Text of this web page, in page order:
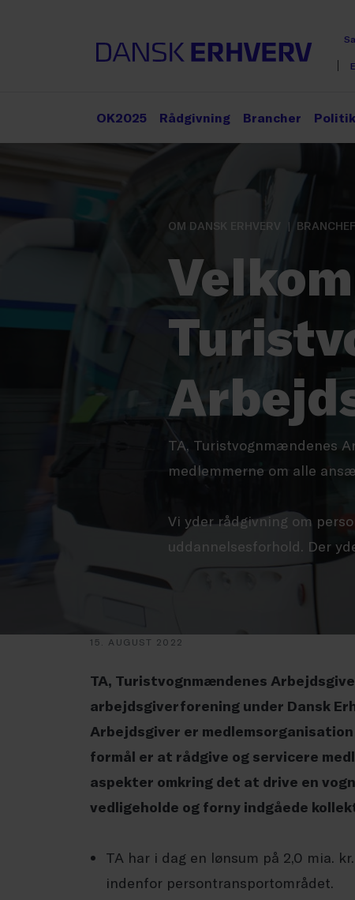
OK2025 Rådgivning Brancher Politik
OM DANSK ERHVERV
TA, Turistvognmændenes
medlemmerne om alle
Vi yder rådgivning om
uddannelsesforhold. Der
15. AUGUST 2022
TA, Turistvognmændenes
arbejdsgiverforening under Dansk
Arbejdsgiver er
formål er at rådgive og servicere
aspekter omkring det at drive en
vedligeholde og forny indgåede
TA har i dag en lønsum på 2,0 mia.
indenfor persontransportområdet.